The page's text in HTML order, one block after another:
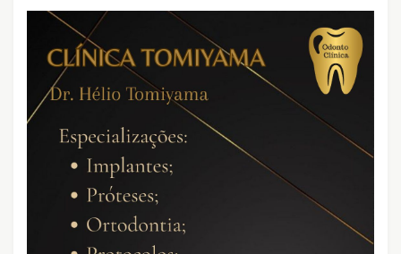
CRIMES QUE ABALARAM O BRASIL